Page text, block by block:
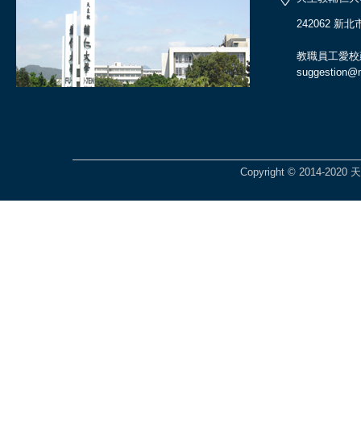
242062 新北
教職員工愛
Copyright © 2014-2020